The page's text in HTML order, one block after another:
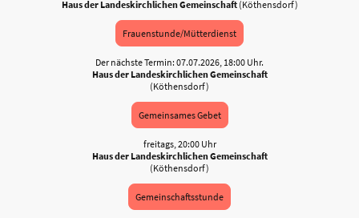
Haus der Landeskirchlichen Gemeinschaft(Köthensdorf)
Frauenstunde/Mütterdienst
Der nächste Termin: 07.07.2026, 18:00 Uhr.
Haus der Landeskirchlichen Gemeinschaft
(Köthensdorf)
Gemeinsames Gebet
freitags, 20:00 Uhr
Haus der Landeskirchlichen Gemeinschaft
(Köthensdorf)
Gemeinschaftsstunde